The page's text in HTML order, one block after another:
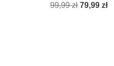
99,99zł 79,99zł